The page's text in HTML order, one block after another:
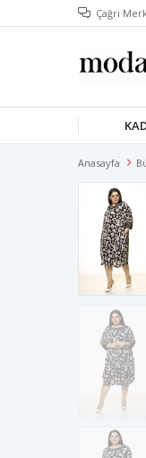
Çağrı
Anasayfa